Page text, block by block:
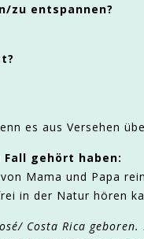
zu entspannen?
es aus Versehen
gehört haben:
Mama und Papa
in der Natur hören
Costa Rica